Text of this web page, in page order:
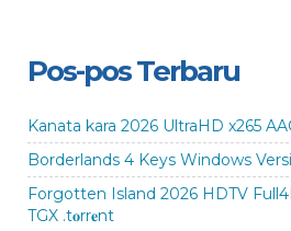
Pos-pos Terbaru
Kanata kara 2026 UltraHD x265
Borderlands 4 Keys Windows
Forgotten Island 2026 HDTV
TGX .t𝐨rr𝐞nt